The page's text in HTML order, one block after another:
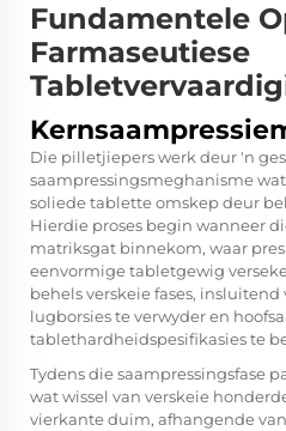
Fundamentele
Farmaseutiese
Die pilletjiepers werk deur 'n
saampressingsmeghanisme
soliede tablette omskep deur
Hierdie proses begin wanneer
matriksgat binnekom, waar
eenvormige tabletgewig
behels verskeie fases,
lugborsies te verwyder en
tablethardheidspesifikasies te
Tydens die saampressingsfase
wat wissel van verskeie
vierkante duim, afhangende